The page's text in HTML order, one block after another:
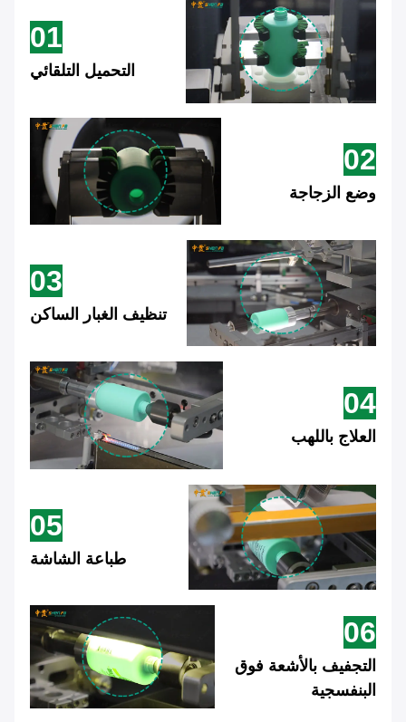
01
التحميل التلقائي
02
وضع الزجاجة
03
تنظيف الغبار الساكن
04
العلاج باللهب
05
طباعة الشاشة
06
التجفيف بالأشعة فوق
البنفسجية